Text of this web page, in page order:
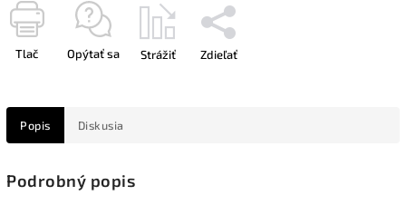
Tlač Opýtať sa Strážiť Zdieľať
Popis Diskusia
Podrobný popis